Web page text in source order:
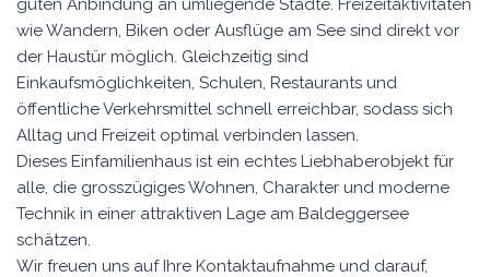
guten Anbindung an umliegende Städte. Freizeitaktivitäten
wie Wandern, Biken oder Ausflüge am See sind direkt vor
der Haustür möglich. Gleichzeitig sind
Einkaufsmöglichkeiten, Schulen, Restaurants und
öffentliche Verkehrsmittel schnell erreichbar, sodass sich
Alltag und Freizeit optimal verbinden lassen.
Dieses Einfamilienhaus ist ein echtes Liebhaberobjekt für
alle, die grosszügiges Wohnen, Charakter und moderne
Technik in einer attraktiven Lage am Baldeggersee
schätzen.
Wir freuen uns auf Ihre Kontaktaufnahme und darauf,